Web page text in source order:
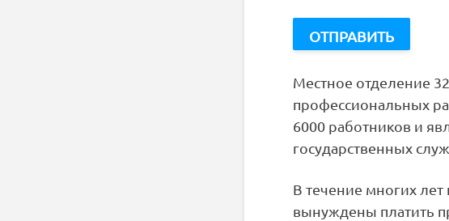
Местное отделение
профессиональных
6000 работников и
государственных
В течение многих
вынуждены платить